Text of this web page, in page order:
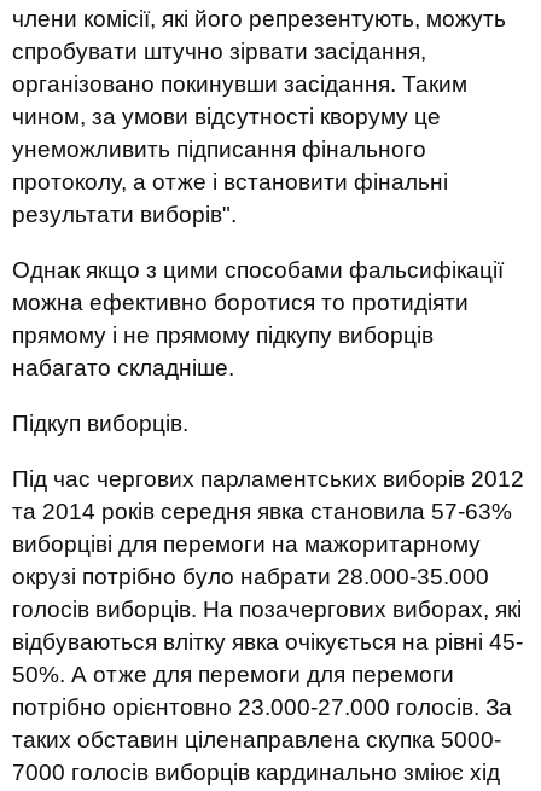
члени комісії, які його репрезентують, можуть
спробувати штучно зірвати засідання,
організовано покинувши засідання. Таким
чином, за умови відсутності кворуму це
унеможливить підписання фінального
протоколу, а отже і встановити фінальні
результати виборів".
Однак якщо з цими способами фальсифікації
можна ефективно боротися то протидіяти
прямому і не прямому підкупу виборців
набагато складніше.
Підкуп виборців.
Під час чергових парламентських виборів 2012
та 2014 років середня явка становила 57-63%
виборціві для перемоги на мажоритарному
окрузі потрібно було набрати 28.000-35.000
голосів виборців. На позачергових виборах, які
відбуваються влітку явка очікується на рівні 45-
50%. А отже для перемоги для перемоги
потрібно орієнтовно 23.000-27.000 голосів. За
таких обставин ціленаправлена скупка 5000-
7000 голосів виборців кардинально зміює хід